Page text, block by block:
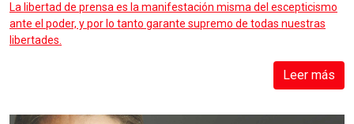
La libertad de prensa es la manifestación misma del escepticismo
ante el poder, y por lo tanto garante supremo de todas nuestras
libertades.
Leer más